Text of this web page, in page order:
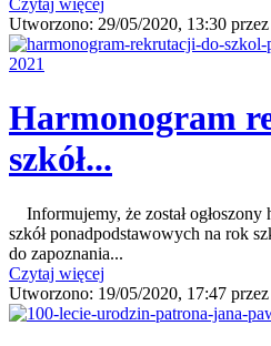
Utworzono: 29/05/2020, 13:30 przez
Harmonogram
szkół...
Informujemy, że został ogłoszony
szkół ponadpodstawowych na rok
do zapoznania...
Czytaj więcej
Utworzono: 19/05/2020, 17:47 przez